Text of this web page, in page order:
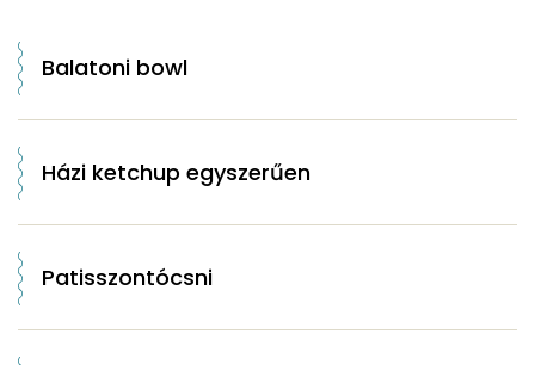
Balatoni bowl
Házi ketchup egyszerűen
Patisszontócsni